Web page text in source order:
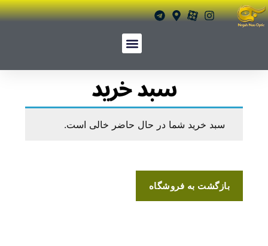
سبد خرید
سبد خرید شما در حال حاضر خالی است.
بازگشت به فروشگاه